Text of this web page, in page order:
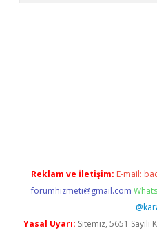
Reklam ve İletişim: E-mail:
forumhizmeti@gmail.com
Yasal Uyarı: Sitemiz, 5651